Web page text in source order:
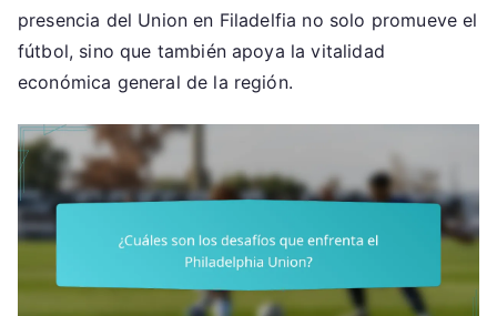
presencia del Union en Filadelfia no solo promueve el
fútbol, sino que también apoya la vitalidad
económica general de la región.